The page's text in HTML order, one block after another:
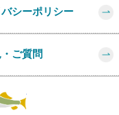
シーポリシー
ご質問